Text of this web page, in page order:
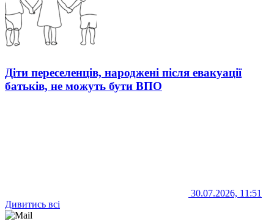
Діти переселенців, народжені після евакуації
батьків, не можуть бути ВПО
30.07.2026, 11:51
Дивитись всі